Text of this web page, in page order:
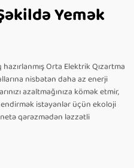
Yemək
Orta Elektrik Qızartma
nisbətən daha az enerji
azaltmağınıza kömək etmir,
istəyənlər üçün ekoloji
qərəzmədən ləzzətli